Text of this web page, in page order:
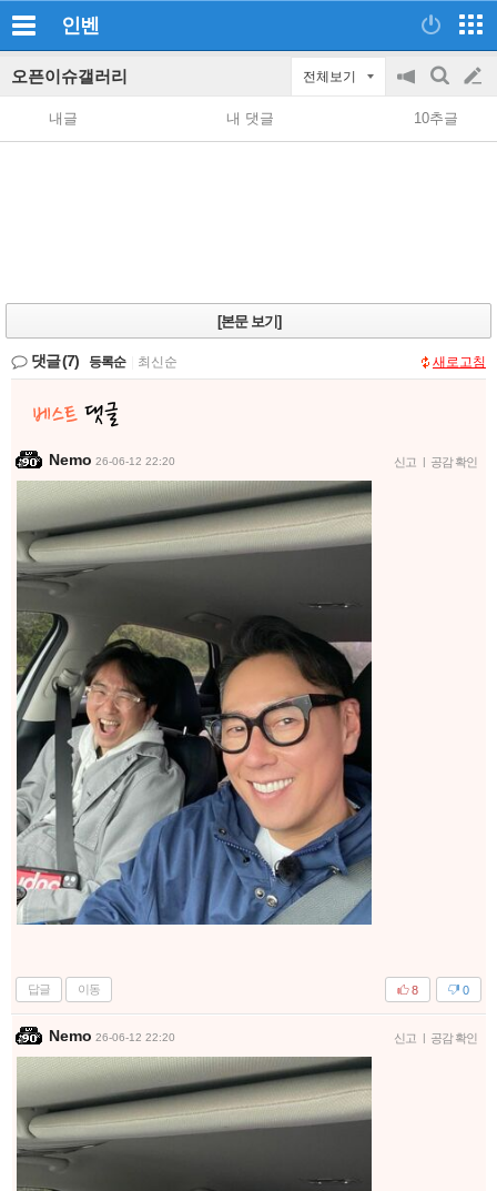
인벤
오픈이슈갤러리 전체보기
공
지
on/off
검
색
글
쓰
내글 내 댓글 10추글
[본문 보기]
댓글(7) 등록순 최신순 새로고침
Nemo 26-06-12 22:20 신고 | 공감 확인
답글 이동 0
8
Nemo 26-06-12 22:20 신고 | 공감 확인